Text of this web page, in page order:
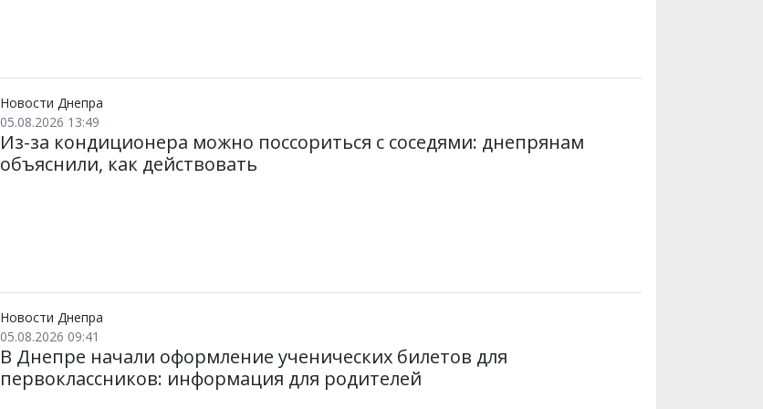
Новости Днепра
05.08.2026 13:49
Из-за кондиционера можно поссориться с соседями: днепрянам
объяснили, как действовать
Новости Днепра
05.08.2026 09:41
В Днепре начали оформление ученических билетов для
первоклассников: информация для родителей